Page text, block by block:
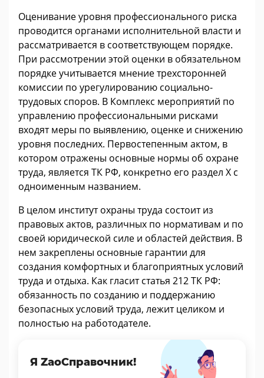
Оценивание уровня профессионального риска
проводится органами исполнительной власти и
рассматривается в соответствующем порядке.
При рассмотрении этой оценки в обязательном
порядке учитывается мнение трехсторонней
комиссии по урегулированию социально-
трудовых споров. В Комплекс мероприятий по
управлению профессиональными рисками
входят меры по выявлению, оценке и снижению
уровня последних. Первостепенным актом, в
котором отражены основные нормы об охране
труда, является ТК РФ, конкретно его раздел X с
одноименным названием.
В целом институт охраны труда состоит из
правовых актов, различных по нормативам и по
своей юридической силе и областей действия. В
нем закреплены основные гарантии для
создания комфортных и благоприятных условий
труда и отдыха. Как гласит статья 212 ТК РФ:
обязанность по созданию и поддержанию
безопасных условий труда, лежит целиком и
полностью на работодателе.
Я ZaoСправочник!